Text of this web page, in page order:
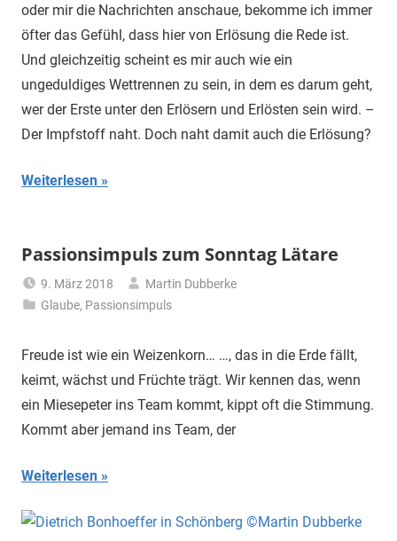
oder mir die Nachrichten anschaue, bekomme ich immer
öfter das Gefühl, dass hier von Erlösung die Rede ist.
Und gleichzeitig scheint es mir auch wie ein
ungeduldiges Wettrennen zu sein, in dem es darum geht,
wer der Erste unter den Erlösern und Erlösten sein wird. –
Der Impfstoff naht. Doch naht damit auch die Erlösung?
Weiterlesen
Passionsimpuls zum Sonntag Lätare
9. März 2018
Martin Dubberke
Glaube, Passionsimpuls
Freude ist wie ein Weizenkorn… …, das in die Erde fällt,
keimt, wächst und Früchte trägt. Wir kennen das, wenn
ein Miesepeter ins Team kommt, kippt oft die Stimmung.
Kommt aber jemand ins Team, der
Weiterlesen